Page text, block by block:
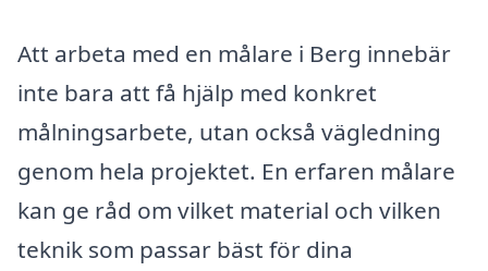
Att arbeta med en målare i Berg innebär
inte bara att få hjälp med konkret
målningsarbete, utan också vägledning
genom hela projektet. En erfaren målare
kan ge råd om vilket material och vilken
teknik som passar bäst för dina